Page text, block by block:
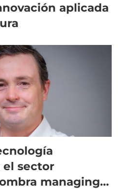
aplicada
el sector
managing